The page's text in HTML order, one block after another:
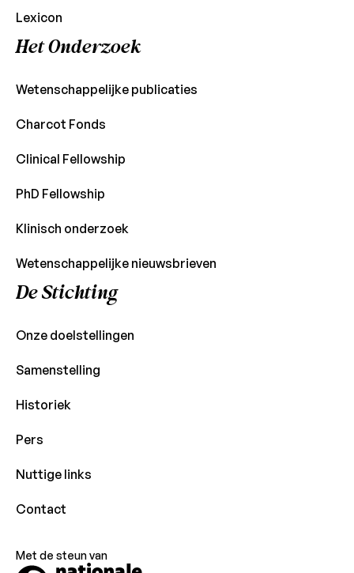
Lexicon
Het Onderzoek
Wetenschappelijke publicaties
Charcot Fonds
Clinical Fellowship
PhD Fellowship
Klinisch onderzoek
Wetenschappelijke nieuwsbrieven
De Stichting
Onze doelstellingen
Samenstelling
Historiek
Pers
Nuttige links
Contact
Met de steun van